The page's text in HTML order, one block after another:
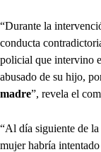
“Durante la
conducta
policial que intervino
abusado de su hijo,
madre”, revela el
“Al día siguiente de
mujer habría